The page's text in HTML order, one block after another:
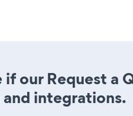
if our Request a
integrations.